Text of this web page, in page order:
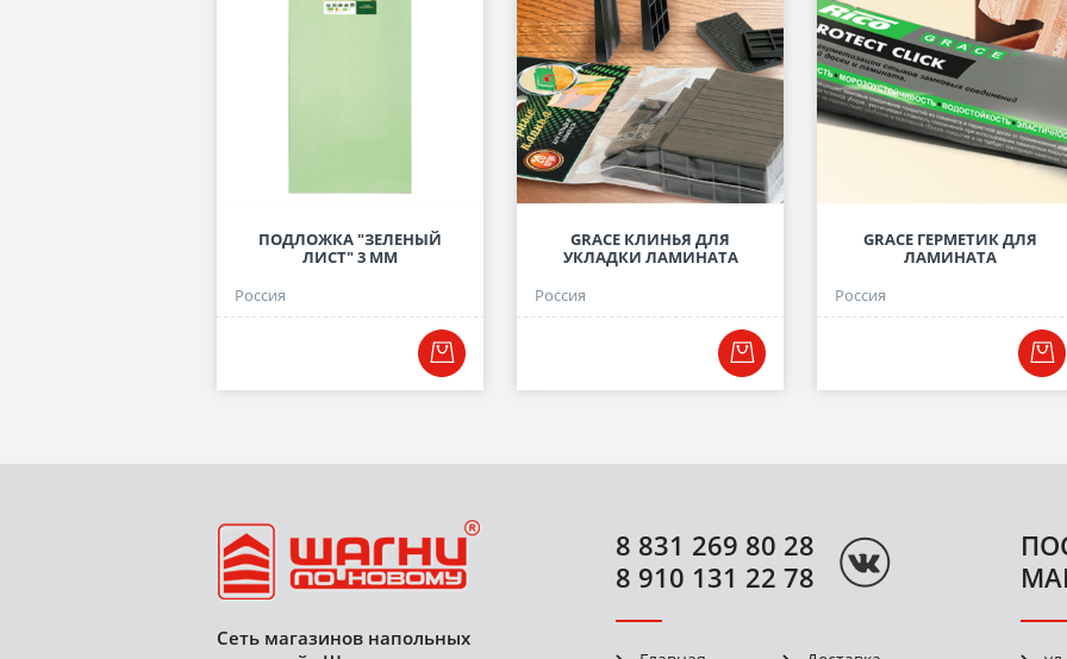
ПОДЛОЖКА "ЗЕЛЕНЫЙ
ЛИСТ" 3 ММ
Россия
GRACE КЛИНЬЯ ДЛЯ
УКЛАДКИ ЛАМИНАТА
Россия
GRACE ГЕРМЕТИК ДЛЯ
ЛАМИНАТА
Россия
Сеть магазинов напольных
8 831 269 80 28
8 910 131 22 78